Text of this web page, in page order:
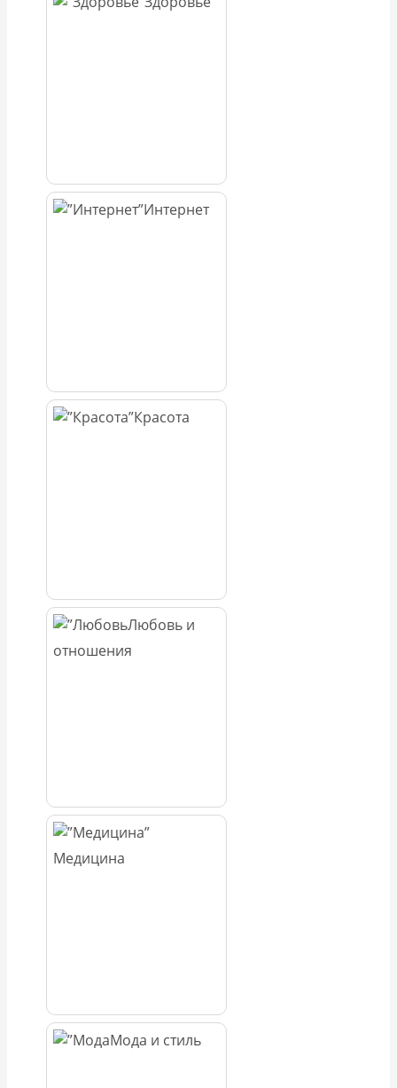
Интернет
Красота
Любовь и
отношения
Медицина
Мода и стиль